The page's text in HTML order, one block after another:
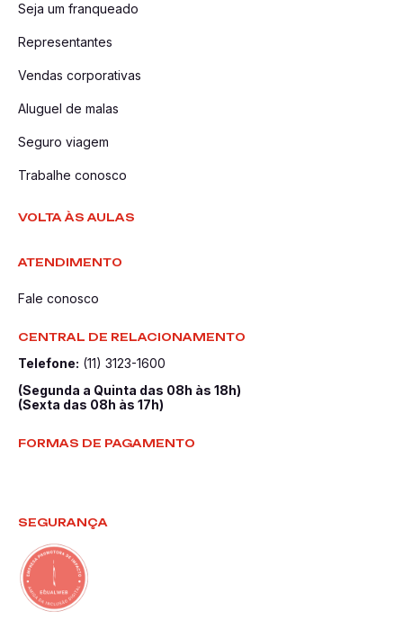
Seja um franqueado
Representantes
Vendas corporativas
Aluguel de malas
Seguro viagem
Trabalhe conosco
VOLTA ÀS AULAS
ATENDIMENTO
Fale conosco
CENTRAL DE RELACIONAMENTO
Telefone: (11) 3123-1600
(Segunda a Quinta das 08h às 18h)
(Sexta das 08h às 17h)
FORMAS DE PAGAMENTO
SEGURANÇA